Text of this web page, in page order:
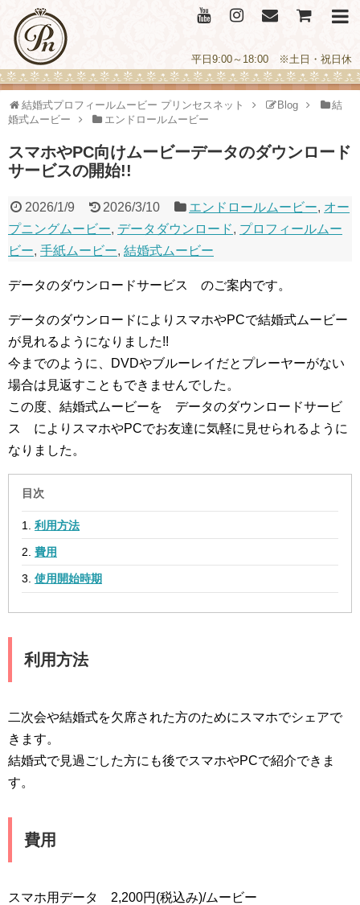
平日9:00～18:00 ※土日・祝日休
結婚式プロフィールムービー プリンセスネット Blog
結
婚式ムービー
エンドロールムービー
スマホやPC向けムービーデータのダウンロード
サービスの開始!!
2026/1/9 2026/3/10 エンドロールムービー, オー
プニングムービー, データダウンロード, プロフィールムー
ビー, 手紙ムービー, 結婚式ムービー
データのダウンロードサービス のご案内です。
データのダウンロードによりスマホやPCで結婚式ムービー
が見れるようになりました!!
今までのように、DVDやブルーレイだとプレーヤーがない
場合は見返すこともできませんでした。
この度、結婚式ムービーを データのダウンロードサービ
ス によりスマホやPCでお友達に気軽に見せられるように
なりました。
目次
利用方法
費用
使用開始時期
利用方法
二次会や結婚式を欠席された方のためにスマホでシェアで
きます。
結婚式で見過ごした方にも後でスマホやPCで紹介できま
す。
費用
スマホ用データ 2,200円(税込み)/ムービー